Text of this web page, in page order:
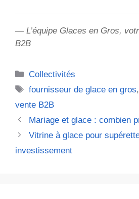
— L’équipe Glaces en Gros,
B2B
Catégories
Collectivités
Étiquettes
fournisseur de glace en gros
vente B2B
Mariage et glace : combien
Vitrine à glace pour
investissement